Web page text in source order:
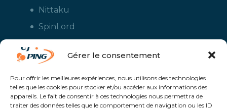
Gérer le consentement
Pour offrir les meilleures expériences, nous utilisons des technologies
telles que les cookies pour stocker et/ou accéder aux informations des
appareils. Le fait de consentir à ces technologies nous permettra de
traiter des données telles que le comportement de navigation ou les ID
Nittaku
SpinLord
Tuttle
Xiom
Yasaka